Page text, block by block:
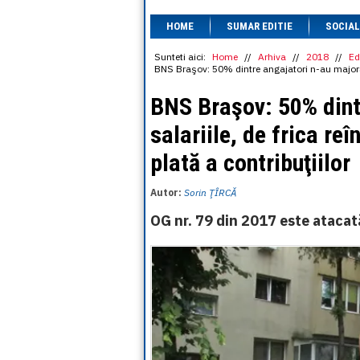
HOME SUMAR EDITIE SOCIAL
Sunteti aici: Home // Arhiva // 2018 //
BNS Braşov: 50% dintre angajatori n-au
BNS Braşov: 50%
salariile, de frica
plată a contribuţiilor
Autor: Sorin ŢÎRCĂ
OG nr. 79 din 2017 este